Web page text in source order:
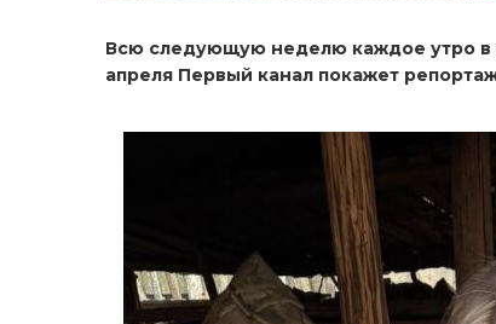
Всю следующую неделю каждое утро в
апреля Первый канал покажет